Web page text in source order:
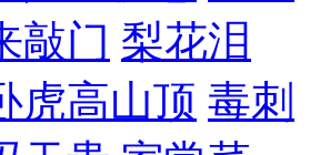
敲门 梨花泪
虎高山顶 毒刺